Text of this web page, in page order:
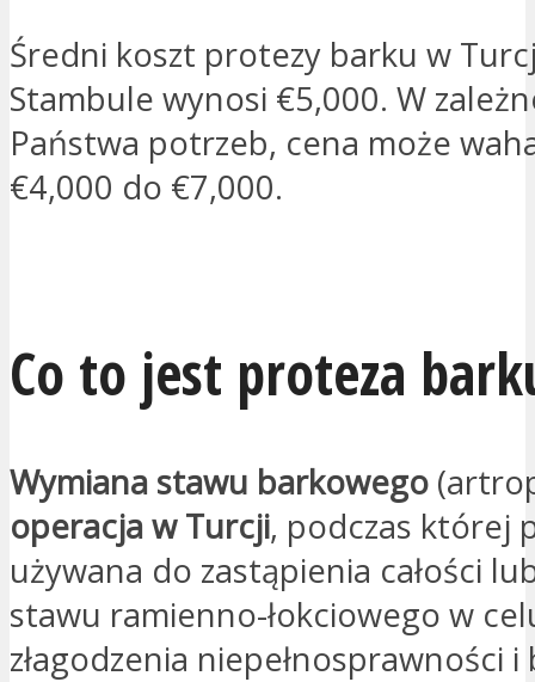
Średni koszt protezy barku w
Stambule wynosi €5,000. W
Państwa potrzeb, cena może
€4,000 do €7,000.
Co to jest proteza
Wymiana stawu barkowego
operacja w Turcji, podczas której
używana do zastąpienia całości
stawu ramienno-łokciowego w
złagodzenia niepełnosprawności i